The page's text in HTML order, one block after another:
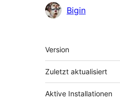
Mitwirkende
Bigin
Meta
Version
Zuletzt aktualisiert
Aktive Installationen